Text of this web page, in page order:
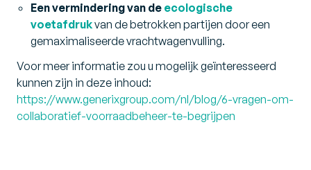
Een vermindering van de ecologische
voetafdrukvan de betrokken partijen door een
gemaximaliseerde vrachtwagenvulling.
Voor meer informatie zou u mogelijk geïnteresseerd
kunnen zijn in deze inhoud:
https://www.generixgroup.com/nl/blog/6-vragen-om-
collaboratief-voorraadbeheer-te-begrijpen